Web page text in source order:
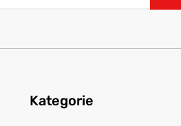
Kategorie